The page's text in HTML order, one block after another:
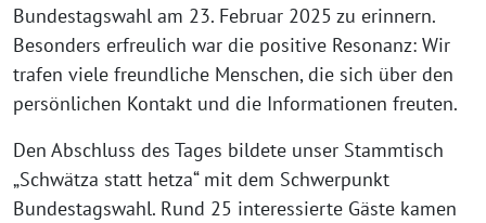
Bundestagswahl am 23. Februar 2025 zu erinnern.
Besonders erfreulich war die positive Resonanz: Wir
trafen viele freundliche Menschen, die sich über den
persönlichen Kontakt und die Informationen freuten.
Den Abschluss des Tages bildete unser Stammtisch
„Schwätza statt hetza“ mit dem Schwerpunkt
Bundestagswahl. Rund 25 interessierte Gäste kamen